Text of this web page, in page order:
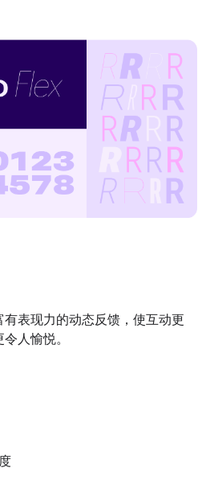
表现力的动态反馈，使互动更
人愉悦。